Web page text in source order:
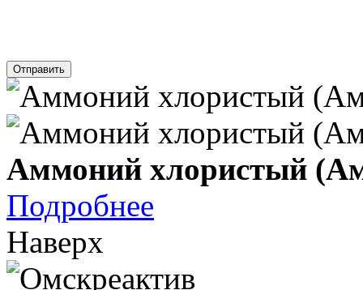
Отправить
Аммоний хлористый
Подробнее
Наверх